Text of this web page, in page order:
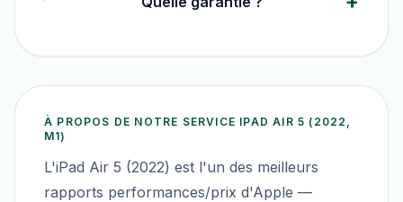
À PROPOS DE NOTRE SERVICE IPAD AIR 5 (2022,
M1)
L'iPad Air 5 (2022) est l'un des meilleurs
rapports performances/prix d'Apple —